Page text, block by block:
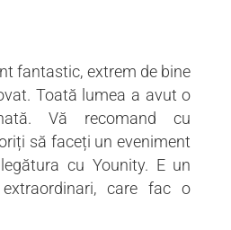
fantastic, extrem de bine
Toată lumea a avut o
Vă recomand cu
să faceți un eveniment
cu Younity. E un
care fac o